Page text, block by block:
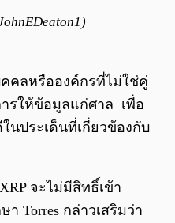
คคลหรือองค์กรที่ไม่ใช่คู่
รให้ข้อมูลแก่ศาล เพื่อ
นประเด็นที่เกี่ยวข้องกับ
จะไม่มีสิทธิ์เข้า
Torres กล่าวเสริมว่า